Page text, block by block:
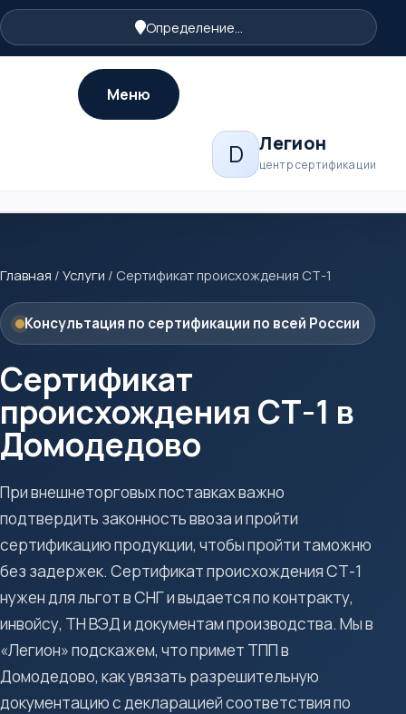
Определение...
D Легион
центр сертификации
Меню
Главная / Услуги / Сертификат происхождения СТ-1
Консультация по сертификации по всей России
Сертификат
происхождения СТ-1 в
Домодедово
При внешнеторговых поставках важно
подтвердить законность ввоза и пройти
сертификацию продукции, чтобы пройти таможню
без задержек. Сертификат происхождения СТ-1
нужен для льгот в СНГ и выдается по контракту,
инвойсу, ТН ВЭД и документам производства. Мы в
«Легион» подскажем, что примет ТПП в
Домодедово, как увязать разрешительную
документацию с декларацией соответствия по